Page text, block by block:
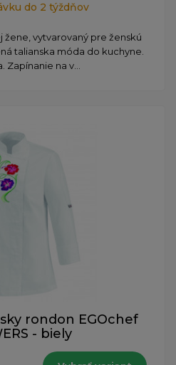
do 2 týždňov
vytvarovaný pre ženskú
talianska móda do kuchyne.
Zapínanie na v...
rondon EGOchef
- biely